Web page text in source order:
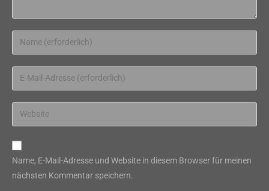
Gib
deinen
Namen
oder
zum
Kommentieren
ein
Gib
deine
E-
Mail-
zum
Kommentieren
ein
Gib
deine
Website-
Name, E-Mail-Adresse und Website in diesem Browser für meinen
nächsten Kommentar speichern.